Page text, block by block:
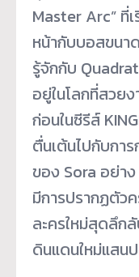
Master Arc” ที่
หน้ากับบอสขนา
รู้จักกับ
อยู่ในโลกที่สวย
ก่อนในซีรีส์
ตื่นเต้นไปกับกา
ของ Sora อย่า
มีการปรากฏตัว
ละครใหม่สุดลึก
ดินแดนใหม่แสน